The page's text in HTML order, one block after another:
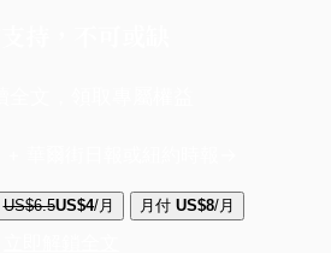
US$6.5US$4/月 月付 US$8/月